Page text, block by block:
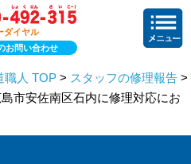
ダイヤル
お問い合わせ
職人 TOP > スタッフの修理報告 >
市安佐南区石内に修理対応にお